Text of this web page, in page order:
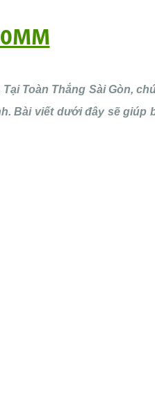
Toàn Thắng Sài Gòn,
Bài viết dưới đây sẽ giúp